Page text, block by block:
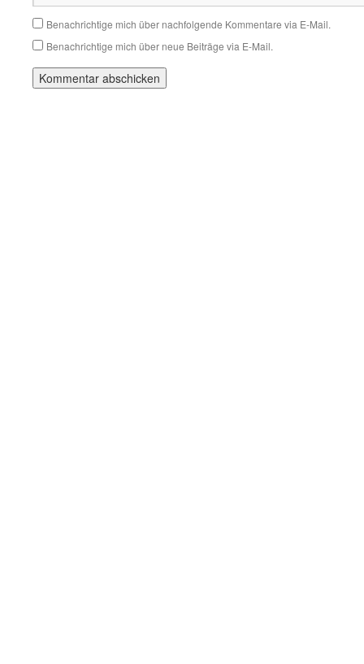
Benachrichtige mich über nachfolgende Kommentare via E-Mail.
Benachrichtige mich über neue Beiträge via E-Mail.